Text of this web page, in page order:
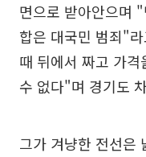
면으로 받아안으며
합은 대국민 범죄"
때 뒤에서 짜고 가
수 없다"며 경기도
그가 겨냥한 전선은